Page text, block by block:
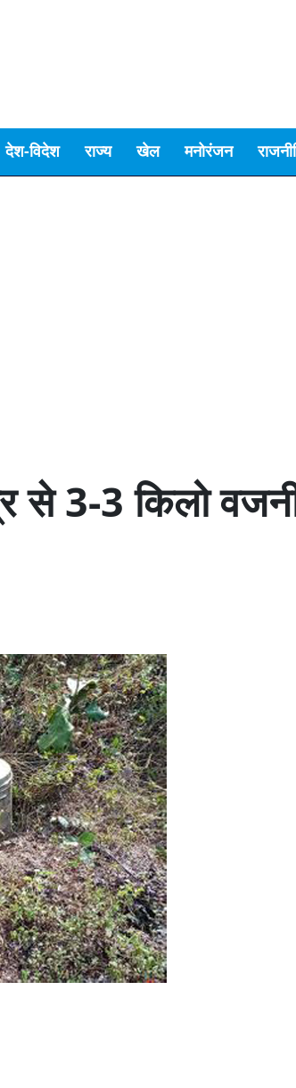
देश-विदेश राज्य खेल मनोरंजन
से 3-3 किलो